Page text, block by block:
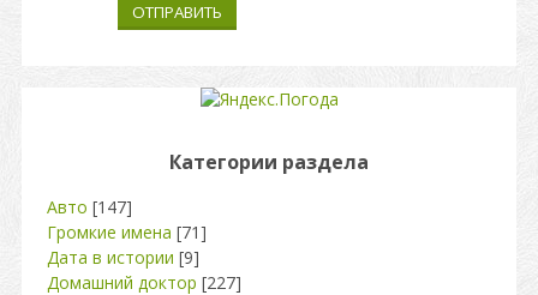
ОТПРАВИТЬ
Категории раздела
Авто [147]
Громкие имена [71]
Дата в истории [9]
Домашний доктор [227]